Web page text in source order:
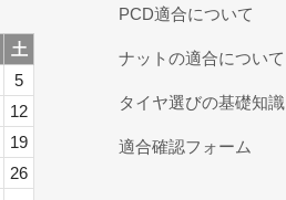
PCD適合について
ナットの適合について
タイヤ選びの基礎知識
適合確認フォーム
土
5
12
19
26